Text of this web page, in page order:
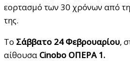
εορτασμό των 30 χρόνων από
της.
Το Σάββατο 24 Φεβρουαρίου,
αίθουσα Cinobo ΟΠΕΡΑ 1.